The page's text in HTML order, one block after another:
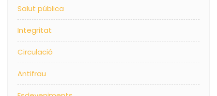
Salut pública
Integritat
Circulació
Antifrau